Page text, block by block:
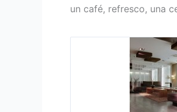
un café, refresco, una